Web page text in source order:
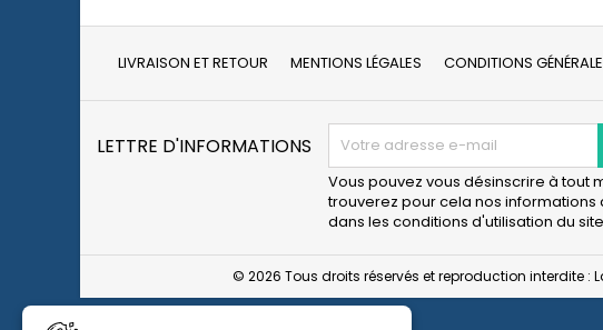
LIVRAISON ET RETOUR MENTIONS LÉGALES CONDITIONS
LETTRE D'INFORMATIONS
Vous pouvez vous désinscrire à tout
trouverez pour cela nos informations
dans les conditions d'utilisation du
© 2026 Tous droits réservés et reproduction interdite :